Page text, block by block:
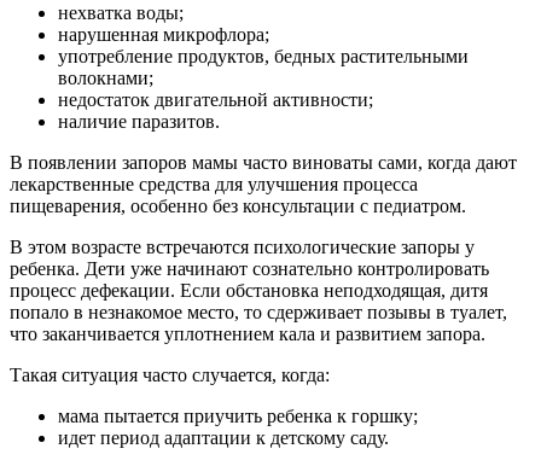
нехватка воды;
нарушенная микрофлора;
употребление продуктов, бедных растительными
волокнами;
недостаток двигательной активности;
наличие паразитов.
В появлении запоров мамы часто виноваты сами, когда дают
лекарственные средства для улучшения процесса
пищеварения, особенно без консультации с педиатром.
В этом возрасте встречаются психологические запоры у
ребенка. Дети уже начинают сознательно контролировать
процесс дефекации. Если обстановка неподходящая, дитя
попало в незнакомое место, то сдерживает позывы в туалет,
что заканчивается уплотнением кала и развитием запора.
Такая ситуация часто случается, когда:
мама пытается приучить ребенка к горшку;
идет период адаптации к детскому саду.